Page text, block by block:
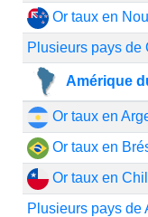
Or taux en
Plusieurs pays de
Amérique
Or taux en
Or taux en
Or taux en
Plusieurs pays de